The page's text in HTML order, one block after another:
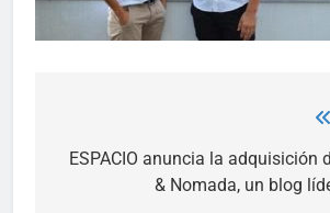
navigation
ESPACIO anuncia la adquisición
& Nomada, un blog